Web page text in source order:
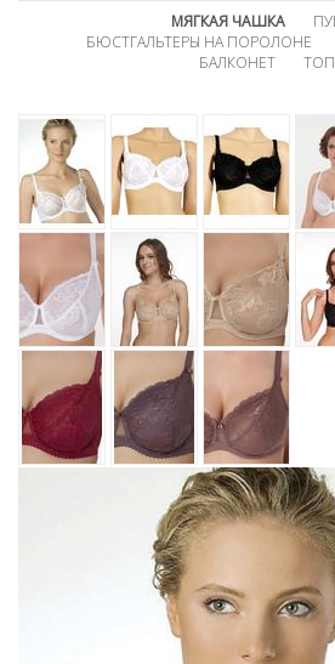
МЯГКАЯ ЧАШКА
БЮСТГАЛЬТЕРЫ НА ПОРОЛОНЕ
БАЛКОНЕТ